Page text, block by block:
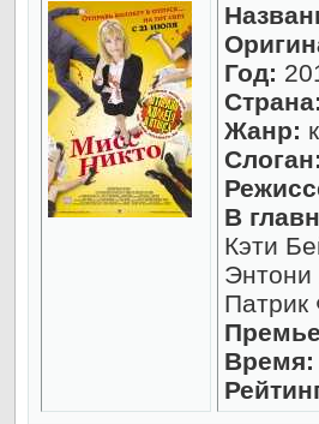
Год:
Страна:
Жанр:
Слоган:
В
Кэти
Время: